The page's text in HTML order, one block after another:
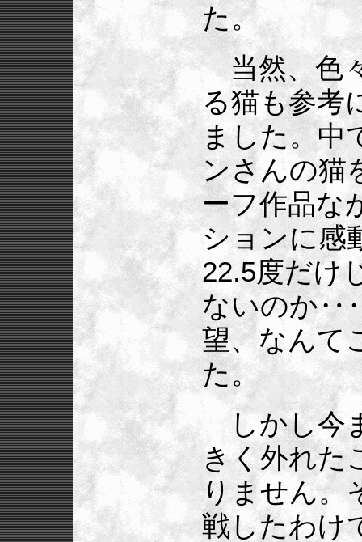
た。
当然、色
る猫も参考
ました。中
ンさんの猫
ーフ作品な
ションに感
22.5度だけ
ないのか
望、なんて
た。
しかし今
きく外れた
りません。
戦したわけ